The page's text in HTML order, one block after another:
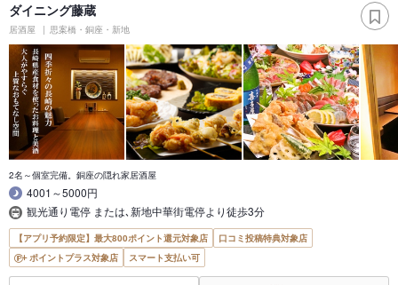
ダイニング藤蔵
居酒屋 思案橋・銅座・新地
2名～個室完備。銅座の隠れ家居酒屋
4001～5000円
観光通り電停 または､新地中華街電停より徒歩3分
【アプリ予約限定】最大800ポイント還元対象店
口コミ投稿特典対象店
ポイントプラス対象店
スマート支払い可